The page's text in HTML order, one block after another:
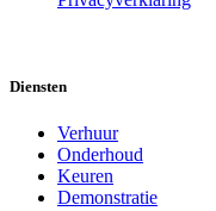
Diensten
Verhuur
Onderhoud
Keuren
Demonstratie